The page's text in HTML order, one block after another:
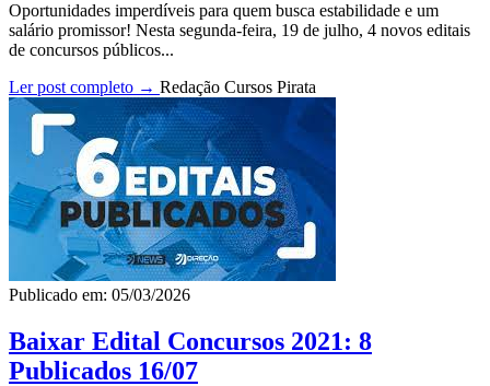
Oportunidades imperdíveis para quem busca estabilidade e um
salário promissor! Nesta segunda-feira, 19 de julho, 4 novos editais
de concursos públicos...
Ler post completo → Redação Cursos Pirata
Publicado em: 05/03/2026
Baixar Edital Concursos 2021: 8
Publicados 16/07